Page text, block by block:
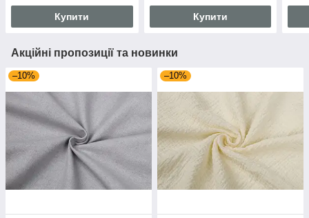
Купити Купити
Акційні пропозиції та новинки
–10% –10%